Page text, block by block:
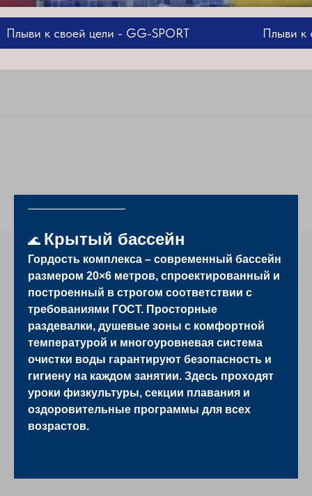
своей цели - GG-SPORT Плыви к своей
🌊 Крытый бассейн
Гордость комплекса – современный бассейн
размером 20×6 метров, спроектированный и
построенный в строгом соответствии с
требованиями ГОСТ. Просторные
раздевалки, душевые зоны с комфортной
температурой и многоуровневая система
очистки воды гарантируют безопасность и
гигиену на каждом занятии. Здесь проходят
уроки физкультуры, секции плавания и
оздоровительные программы для всех
возрастов.